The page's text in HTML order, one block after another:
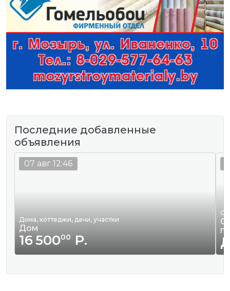
Последние добавленные
объявления
Дома, коттеджи, дачи, участки
Дом
16 50000Р.
07 авг 12:46